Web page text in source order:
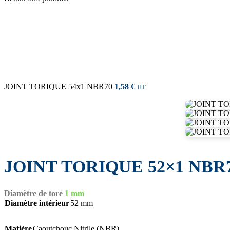
JOINT TORIQUE 54x1 NBR70 1,58 € HT
JOINT TORIQUE 52×1
Diamètre de tore 1 mm
Diamètre intérieur52 mm